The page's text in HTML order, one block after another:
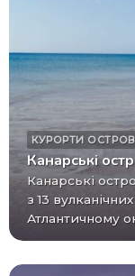
КУРОРТИ
Канарські
Канарські острови – це територія, що складається
з 13
Атлантичному